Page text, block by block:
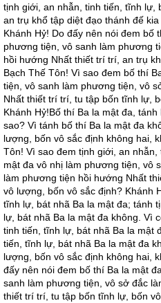
tịnh giới, an nhẫn, tinh tiến, tĩnh lự,
an trụ khổ tập diệt đạo thánh đế
Khánh Hỷ! Do đấy nên nói đem bố
phương tiện, vô sanh làm phương
hồi hướng Nhất thiết trí trí, an trụ
Bạch Thế Tôn! Vì sao đem bố thí
tiện, vô sanh làm phương tiện, vô
Nhất thiết trí trí, tu tập bốn tĩnh lự,
Khánh Hỷ!Bố thí Ba la mật đa,
sao? Vì tánh bố thí Ba la mật đa
lượng, bốn vô sắc định không hai,
Tôn! Vì sao đem tịnh giới, an
mật đa vô nhị làm phương tiện, vô
làm phương tiện hồi hướng Nhất
vô lượng, bốn vô sắc định? Khánh
tĩnh lự, bát nhã Ba la mật đa; tánh
lự, bát nhã Ba la mật đa không. Vì
tinh tiến, tĩnh lự, bát nhã Ba la mật
tiến, tĩnh lự, bát nhã Ba la mật đa
lượng, bốn vô sắc định không hai,
đấy nên nói đem bố thí Ba la mật
sanh làm phương tiện, vô sở đắc
thiết trí trí, tu tập bốn tĩnh lự, bốn